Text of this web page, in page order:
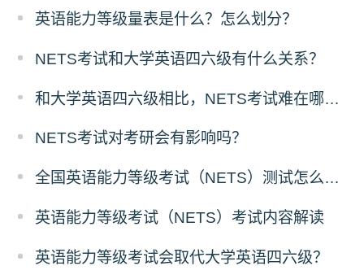
英语能力等级量表是什么？怎么划分？
NETS考试和大学英语四六级有什么关系？
和大学英语四六级相比，NETS考试难在哪里？
NETS考试对考研会有影响吗？
全国英语能力等级考试（NETS）测试怎么报名？
英语能力等级考试（NETS）考试内容解读
英语能力等级考试会取代大学英语四六级？